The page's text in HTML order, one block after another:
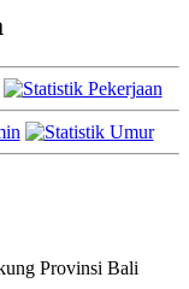
Provinsi Bali